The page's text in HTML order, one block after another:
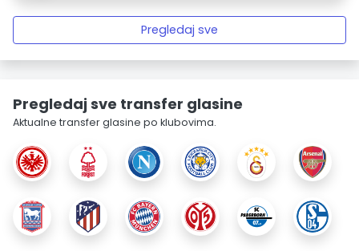
Pregledaj sve
Pregledaj sve transfer glasine
Aktualne transfer glasine po klubovima.